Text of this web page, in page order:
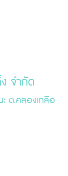
จำกัด
ต.คลองเกลือ